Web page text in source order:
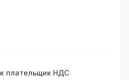
плательщик НДС